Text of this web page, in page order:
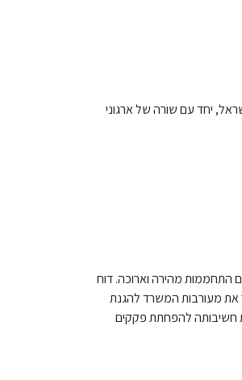
יחד עם שורה של ארגוני
מזהיר מגלי חום קיצוניים של 50 מעלות בישראל, עם התחממות מהירה וארוכה. דוח
את מעורבות המשרד להגנת
חשיבותה להפחתת פקקים